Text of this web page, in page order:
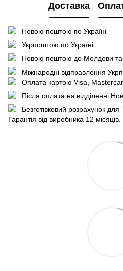
Доставка
Новою поштою по Україні
Укрпоштою по Україні
Новою поштою до Молдови та
Міжнародні відправлення
Оплата картою Visa,
Після оплата на відділенні
Безготівковий розрахунок
Гарантія від виробника 12 місяців.